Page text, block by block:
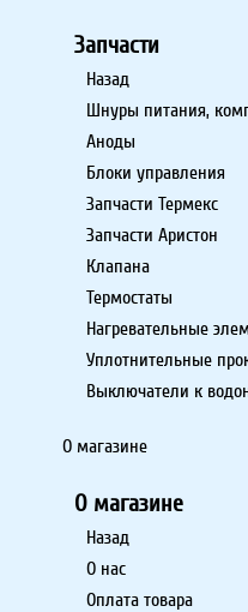
Запчасти
Назад
Шнуры питания,
Аноды
Блоки управления
Запчасти Термекс
Запчасти Аристон
Клапана
Термостаты
Нагревательные
Уплотнительные
Выключатели к
О магазине
О магазине
Назад
О нас
Оплата товара